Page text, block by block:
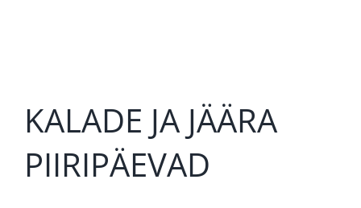
KALADE JA JÄÄRA
PIIRIPÄEVAD